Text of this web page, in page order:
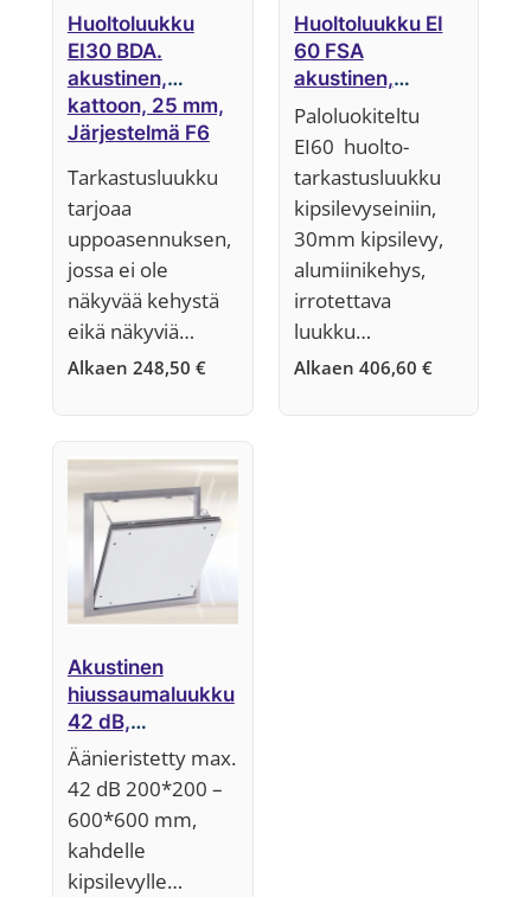
Huoltoluukku
EI30 BDA.
akustinen,
kattoon, 25 mm,
Järjestelmä F6
Tarkastusluukku
tarjoaa
uppoasennuksen,
jossa ei ole
näkyvää kehystä
eikä näkyviä…
Alkaen 248,50 €
Huoltoluukku EI
60 FSA
akustinen,
osastoiva tai
kantava seinä,
30 mm,
Järjestelmä F5
Paloluokiteltu
EI60 huolto-
tarkastusluukku
kipsilevyseiniin,
30mm kipsilevy,
alumiinikehys,
irrotettava
luukku…
Alkaen 406,60 €
Akustinen
hiussaumaluukku
42 dB,
järjestelmä F2
Äänieristetty max.
42 dB 200*200 –
600*600 mm,
kahdelle
kipsilevylle…